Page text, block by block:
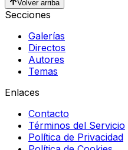
Volver arriba
Secciones
Galerías
Directos
Autores
Temas
Enlaces
Contacto
Términos del Servicio
Política de Privacidad